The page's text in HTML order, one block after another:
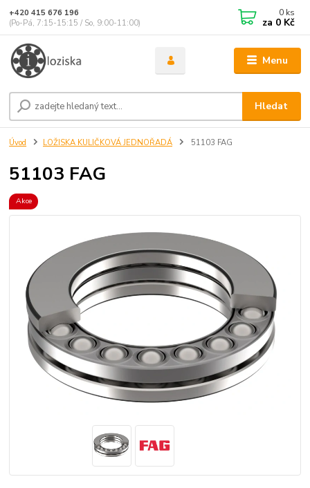
Menu
Hledat
+420 415 676 196
(Po-Pá, 7:15-15:15 / So, 9:00-11:00)
0 ks
za 0 Kč
Úvod LOŽISKA KULIČKOVÁ JEDNOŘADÁ 51103 FAG
51103 FAG
Akce